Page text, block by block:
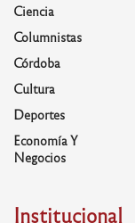
Ciencia
Columnistas
Córdoba
Cultura
Deportes
Economía Y
Negocios
Institucional